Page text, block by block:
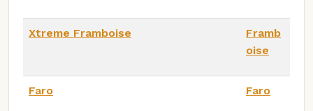
Xtreme Framboise
Framb
oise
Faro Faro